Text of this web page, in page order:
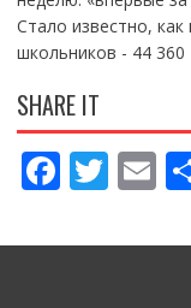
Стало известно,
школьников - 44 360
SHARE IT
F
e
T
itt
E
ai